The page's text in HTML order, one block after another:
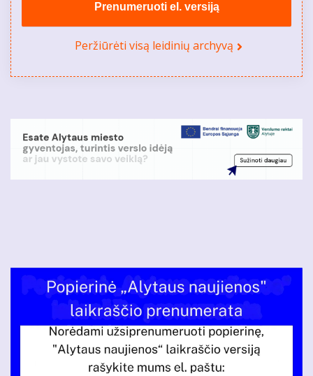
Prenumeruoti el. versiją
Peržiūrėti visą leidinių archyvą